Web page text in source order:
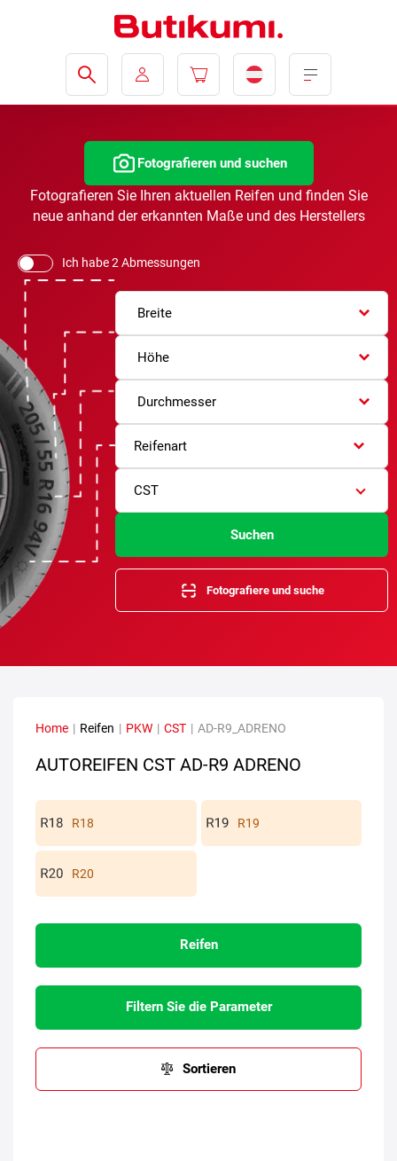
Fotografieren und suchen
Fotografieren Sie Ihren aktuellen Reifen und finden Sie
neue anhand der erkannten Maße und des Herstellers
Ich habe 2 Abmessungen
Breite
Höhe
Durchmesser
Reifenart
CST
Suchen
Fotografiere und suche
Home | Reifen | PKW | CST | AD-R9_ADRENO
AUTOREIFEN CST AD-R9 ADRENO
R18 R19
R20
Reifen
Filtern Sie die Parameter
Sortieren